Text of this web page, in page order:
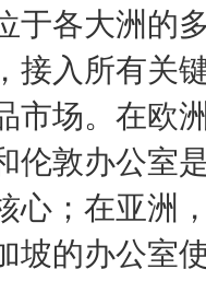
于各大洲的
接入所有关
市场。在欧
伦敦办公室
心；在亚洲
坡的办公室